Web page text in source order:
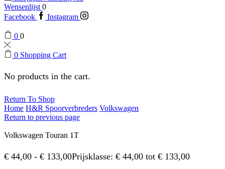
Wensenlijst 0
Facebook
Instagram
0 0
0 Shopping Cart
No products in the cart.
Return To Shop
Home H&R Spoorverbreders Volkswagen
Return to previous page
Volkswagen Touran 1T
€ 44,00 - € 133,00Prijsklasse: € 44,00 tot € 133,00